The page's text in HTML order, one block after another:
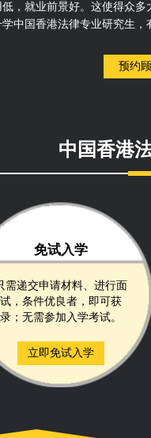
，就业前景好。这使得众
中国香港法律专业研究生
预约
中国香港
免试入学
需递交申请材料、进行面
试，条件优良者，即可获
录；无需参加入学考试。
立即免试入学